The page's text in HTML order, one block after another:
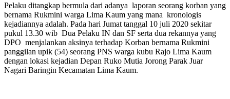
Pelaku ditangkap bermula dari adanya laporan seorang korban yang
bernama Rukmini warga Lima Kaum yang mana kronologis
kejadiannya adalah. Pada hari Jumat tanggal 10 juli 2020 sekitar
pukul 13.30 wib Dua Pelaku IN dan SF serta dua rekannya yang
DPO menjalankan aksinya terhadap Korban bernama Rukmini
panggilan upik (54) seorang PNS warga kubu Rajo Lima Kaum
dengan lokasi kejadian Depan Ruko Mutia Jorong Parak Juar
Nagari Baringin Kecamatan Lima Kaum.